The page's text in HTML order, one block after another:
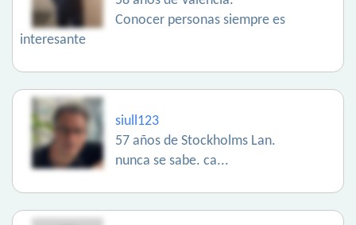
Conocer personas siempre es
interesante
siull123
57 años de Stockholms Lan.
nunca se sabe. ca...